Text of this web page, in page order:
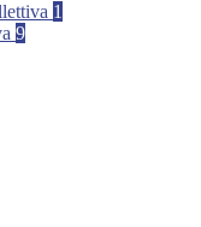
1
9